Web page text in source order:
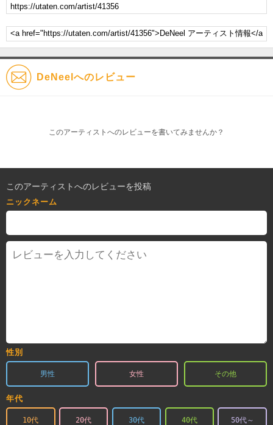
DeNeelへのレビュー
このアーティストへのレビューを書いてみませんか？
このアーティストへのレビューを投稿
ニックネーム
性別
男性 女性 その他
年代
10代 20代 30代 40代 50代～